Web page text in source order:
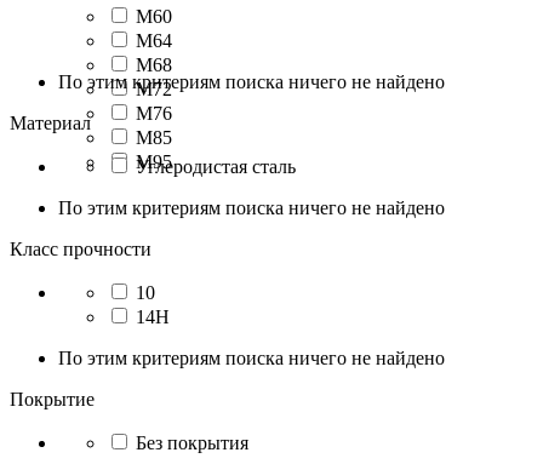
М60
М64
М68
М72
М76
М85
М95
По этим критериям поиска ничего не найдено
Материал
Углеродистая сталь
По этим критериям поиска ничего не найдено
Класс прочности
10
14H
По этим критериям поиска ничего не найдено
Покрытие
Без покрытия